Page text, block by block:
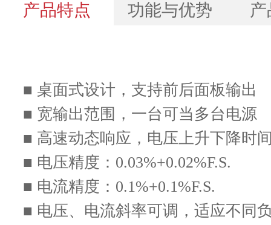
产品特点 功能与优势
■ 桌面式设计，支持前后面板输出
■ 宽输出范围，一台可当多台电源
■ 高速动态响应，电压上升下降时
■ 电压精度：0.03%+0.02%F.S.
■ 电流精度：0.1%+0.1%F.S.
■ 电压、电流斜率可调，适应不同
汽车波形模拟功能，用于汽车电子
随着汽车上电子设备应用的逐年增多
范，重点测试在某些特定场景的电源
扰能力，因此在汽车电子硬件设计中
抑制这些电源极端情况所带来的影响。
N36300 系列高性能桌面式可编程直流电源-产品